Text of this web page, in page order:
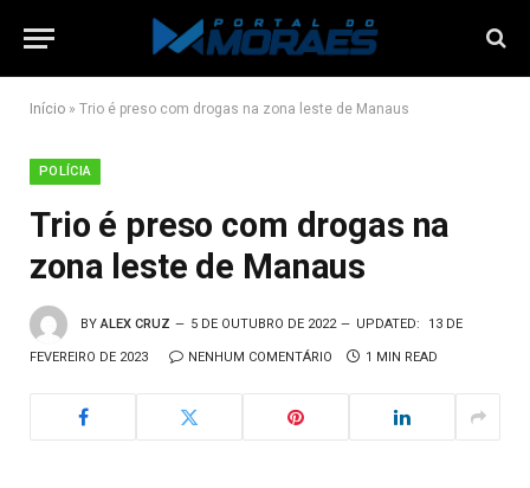
Início » Trio é preso com drogas na zona leste de Manaus
POLÍCIA
Trio é preso com drogas na
zona leste de Manaus
BY ALEX CRUZ 5 DE OUTUBRO DE 2022 UPDATED: 13 DE
FEVEREIRO DE 2023 NENHUM COMENTÁRIO 1 MIN READ